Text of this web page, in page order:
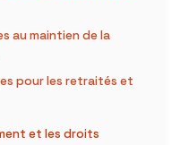
au maintien de la
pour les retraités et
et les droits